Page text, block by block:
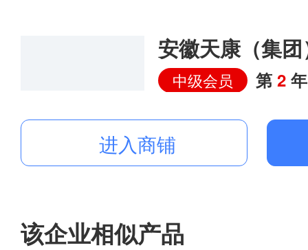
安徽天康（集
中级会员 第 2年
进入商铺
该企业相似产品